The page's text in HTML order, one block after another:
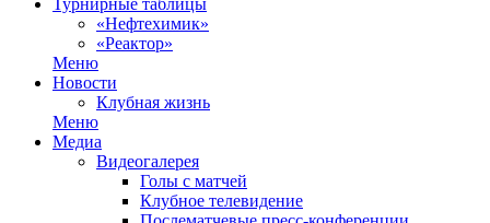
Турнирные таблицы
«Нефтехимик»
«Реактор»
Меню
Новости
Клубная жизнь
Меню
Медиа
Видеогалерея
Голы с матчей
Клубное телевидение